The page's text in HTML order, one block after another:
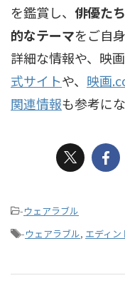
を鑑賞し、 俳優た
的なテーマをご自
詳細な情報や、映
式サイトや、 映画
関連情報も参考に
-ウェアラブル
-ウェアラブル, エディン